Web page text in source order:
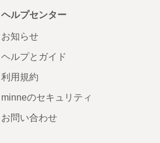
ヘルプセンター
お知らせ
ヘルプとガイド
利用規約
minneのセキュリティ
お問い合わせ